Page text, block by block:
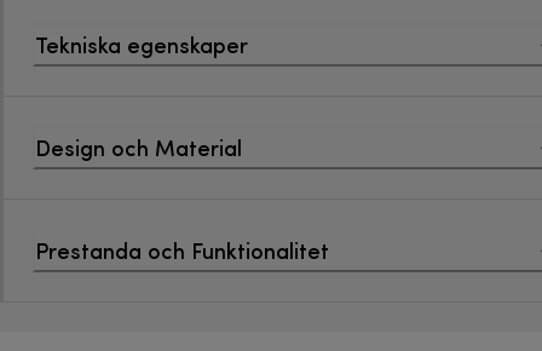
Tekniska egenskaper
Design och Material
Prestanda och Funktionalitet